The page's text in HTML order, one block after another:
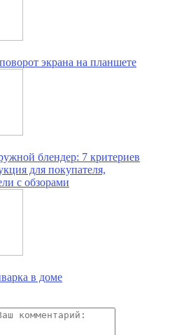
экрана на планшете
блендер: 7 критериев
для покупателя,
с обзорами
в доме